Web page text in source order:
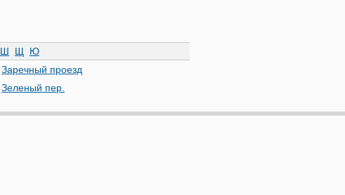
Ш Щ
Ю
Заречный проезд
Зеленый пер.